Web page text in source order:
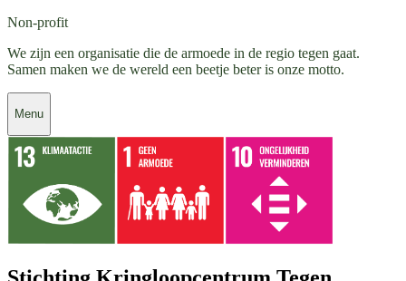
Non-profit
We zijn een organisatie die de armoede in de regio tegen gaat.
Samen maken we de wereld een beetje beter is onze motto.
Menu